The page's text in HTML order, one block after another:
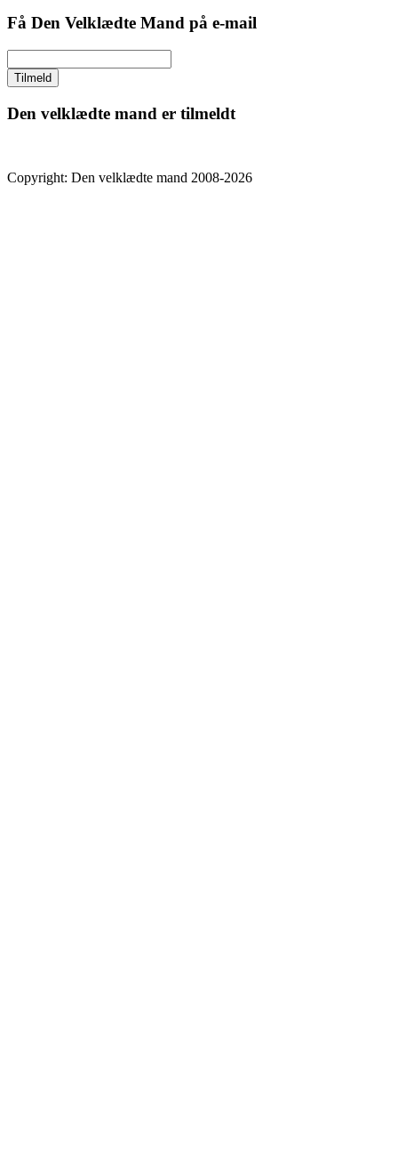
Få Den Velklædte Mand på e-mail
Den velklædte mand er tilmeldt
Copyright: Den velklædte mand 2008-2026